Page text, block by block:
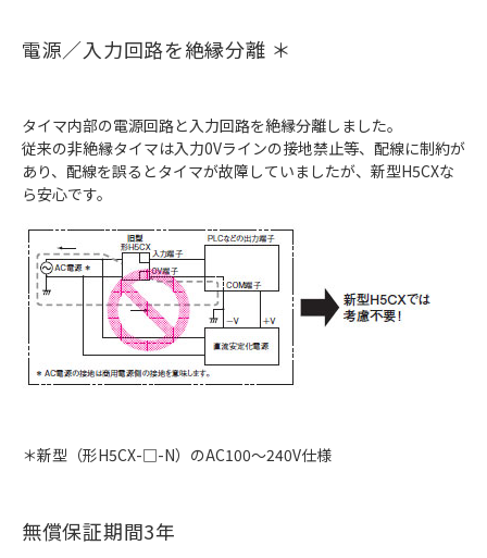
電源／入力回路を絶縁分離 ＊
タイマ内部の電源回路と入力回路を絶縁分離しました。
従来の非絶縁タイマは入力0Vラインの接地禁止等、配線に制約が
あり、配線を誤るとタイマが故障していましたが、新型H5CXな
ら安心です。
＊新型（形H5CX-□-N）のAC100～240V仕様
無償保証期間3年